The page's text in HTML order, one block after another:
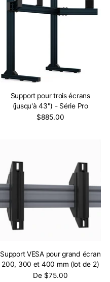
Support pour trois écrans
(jusqu'à 43") - Série Pro
$885.00
Support VESA pour grand écran
200, 300 et 400 mm (lot de 2)
De $75.00